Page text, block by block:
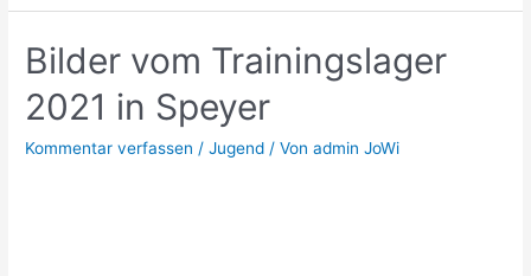
Bilder vom Trainingslager
2021 in Speyer
Kommentar verfassen /Jugend / Vonadmin JoWi